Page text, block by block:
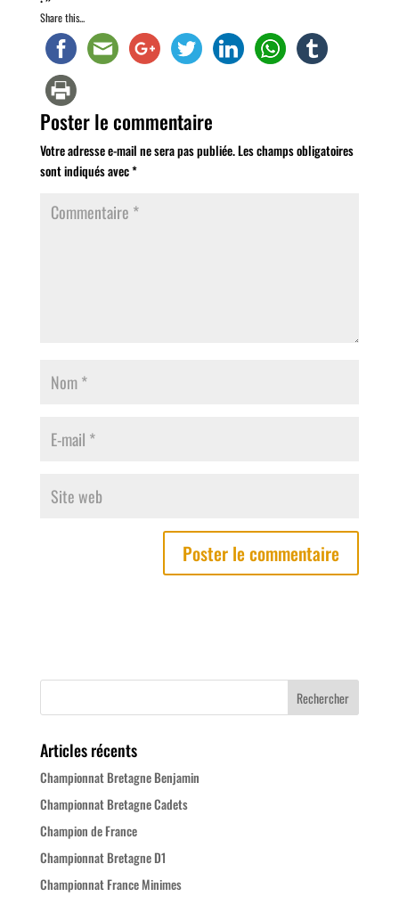
Share this...
Poster le commentaire
Votre adresse e-mail ne sera pas publiée.Les champs obligatoires
sont indiqués avec*
Articles récents
Championnat Bretagne Benjamin
Championnat Bretagne Cadets
Champion de France
Championnat Bretagne D1
Championnat France Minimes